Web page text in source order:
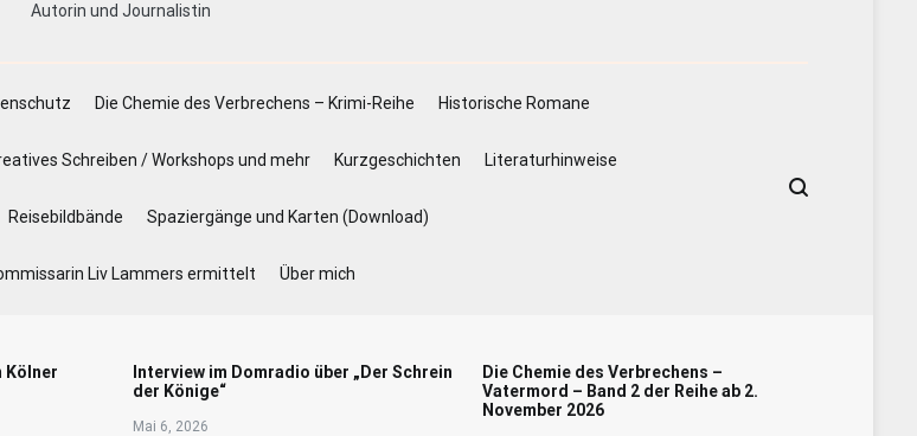
Autorin und Journalistin
Die Chemie des Verbrechens – Krimi-Reihe Historische Romane
Schreiben / Workshops und mehr Kurzgeschichten Literaturhinweise
Reisebildbände Spaziergänge und Karten (Download)
Liv Lammers ermittelt Über mich
Kölner
Interview im Domradio über „Der Schrein
der Könige“
Mai 6, 2026
Die Chemie des Verbrechens –
Vatermord – Band 2 der Reihe ab 2.
November 2026